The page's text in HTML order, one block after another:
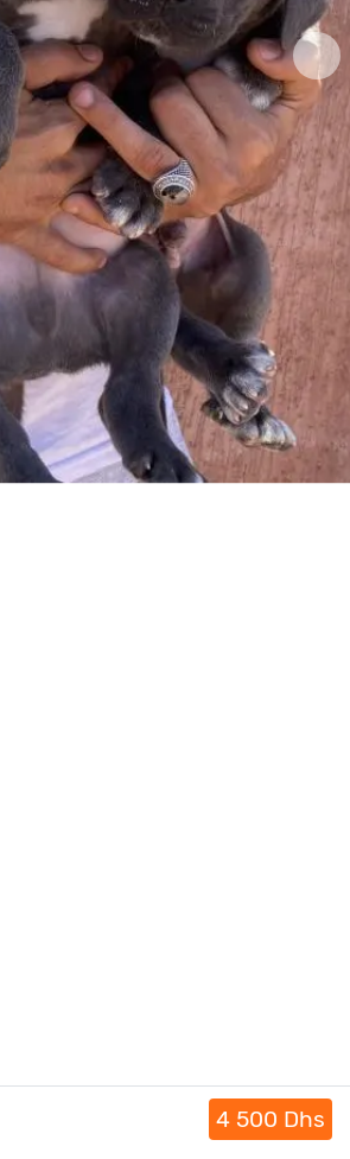
4 500 Dhs